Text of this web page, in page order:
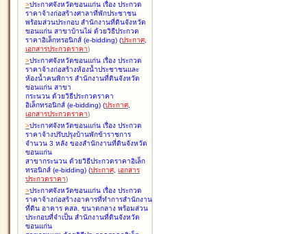
>ประกาศจังหวัดขอนแก่น เรื่อง ประกวด
ราคาจ้างก่อสร้างศาลาที่พักประชาชน
พร้อมส่วนประกอบ สำนักงานที่ดินจังหวัด
ขอนแก่น สาขาบ้านไผ่ ด้วยวิธีประกวด
ราคาอิเล็กทรอนิกส์ (e-bidding) (ประกาศ,
เอกสารประกวดราคา)
>ประกาศจังหวัดขอนแก่น เรื่อง ประกวด
ราคาจ้างก่อสร้างห้องน้ำประชาชนและ
ห้องน้ำคนพิการ สำนักงานที่ดินจังหวัด
ขอนแก่น สาขา
กระนวน ด้วยวิธีประกวดราคา
อิเล็กทรอนิกส์ (e-bidding) (ประกาศ,
เอกสารประกวดราคา)
>ประกาศจังหวัดขอนแก่น เรื่อง ประกวด
ราคาจ้างปรับปรุงบ้านพักข้าราชการ
จำนวน 3 หลัง ของสำนักงานที่ดินจังหวัด
ขอนแก่น
สาขากระนวน ด้วยวิธีประกวดราคาอิเล็ก
ทรอนิกส์ (e-bidding) (ประกาศ, เอกสาร
ประกวดราคา)
>ประกาศจังหวัดขอนแก่น เรื่อง ประกวด
ราคาจ้างก่อสร้างอาคารที่ทำการสำนักงาน
ที่ดิน อาคาร คสล. ขนาดกลาง พร้อมส่วน
ประกอบที่จำเป็น สำนักงานที่ดินจังหวัด
ขอนแก่น